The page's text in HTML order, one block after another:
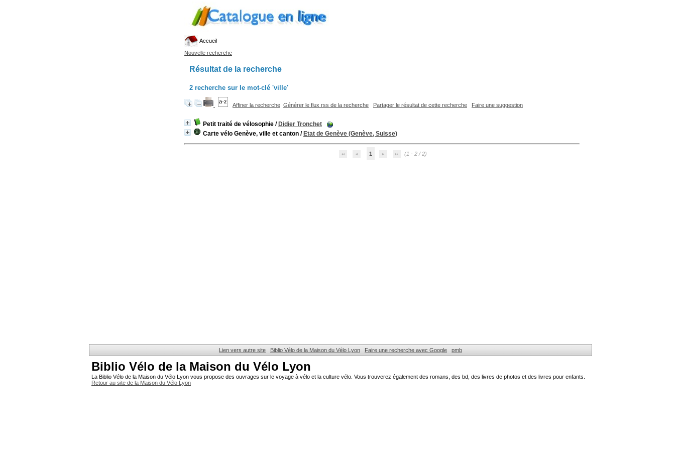
Accueil
Nouvelle recherche
Résultat de la recherche
2 recherche sur le mot-clé 'ville'
Affiner la recherche Générer le flux rss de la recherche Partager le résultat de cette recherche Faire une suggestion
Petit traité de vélosophie / Didier Tronchet
Carte vélo Genève, ville et canton / Etat de Genève (Genève, Suisse)
1 (1 - 2 / 2)
Lien vers autre site Biblio Vélo de la Maison du Vélo Lyon Faire une recherche avec Google pmb
Biblio Vélo de la Maison du Vélo Lyon
La Biblio Vélo de la Maison du Vélo Lyon vous propose des ouvrages sur le voyage à vélo et la culture vélo. Vous trouverez également des romans, des bd, des livres de photos et des livres pour enfants.
Retour au site de la Maison du Vélo Lyon